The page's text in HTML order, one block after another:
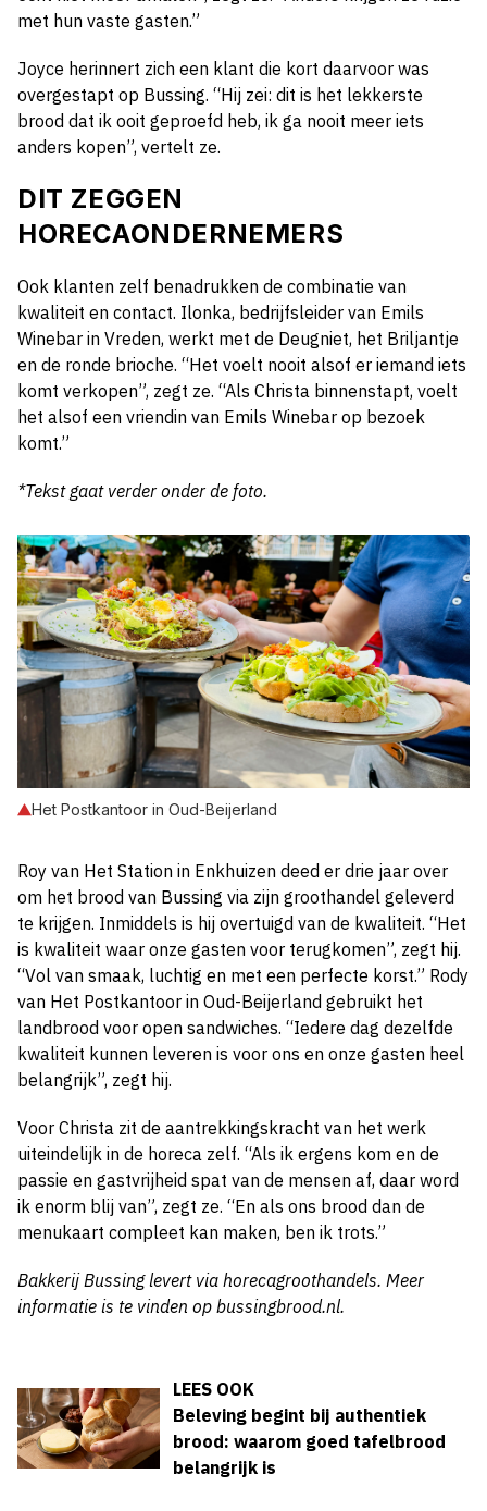
met hun vaste gasten.”
Joyce herinnert zich een klant die kort daarvoor was
overgestapt op Bussing. “Hij zei: dit is het lekkerste
brood dat ik ooit geproefd heb, ik ga nooit meer iets
anders kopen”, vertelt ze.
DIT ZEGGEN
HORECAONDERNEMERS
Ook klanten zelf benadrukken de combinatie van
kwaliteit en contact. Ilonka, bedrijfsleider van Emils
Winebar in Vreden, werkt met de Deugniet, het Briljantje
en de ronde brioche. “Het voelt nooit alsof er iemand iets
komt verkopen”, zegt ze. “Als Christa binnenstapt, voelt
het alsof een vriendin van Emils Winebar op bezoek
komt.”
*Tekst gaat verder onder de foto.
Het Postkantoor in Oud-Beijerland
Roy van Het Station in Enkhuizen deed er drie jaar over
om het brood van Bussing via zijn groothandel geleverd
te krijgen. Inmiddels is hij overtuigd van de kwaliteit. “Het
is kwaliteit waar onze gasten voor terugkomen”, zegt hij.
“Vol van smaak, luchtig en met een perfecte korst.” Rody
van Het Postkantoor in Oud-Beijerland gebruikt het
landbrood voor open sandwiches. “Iedere dag dezelfde
kwaliteit kunnen leveren is voor ons en onze gasten heel
belangrijk”, zegt hij.
Voor Christa zit de aantrekkingskracht van het werk
uiteindelijk in de horeca zelf. “Als ik ergens kom en de
passie en gastvrijheid spat van de mensen af, daar word
ik enorm blij van”, zegt ze. “En als ons brood dan de
menukaart compleet kan maken, ben ik trots.”
Bakkerij Bussing levert via horecagroothandels. Meer
informatie is te vinden op bussingbrood.nl.
LEES OOK
Beleving begint bij authentiek
brood: waarom goed tafelbrood
belangrijk is